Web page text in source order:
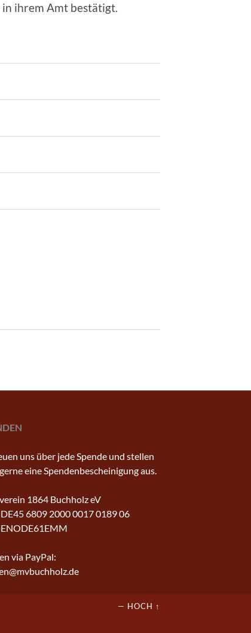
ihrem Amt bestätigt.
uns über jede Spende und stellen
eine Spendenbescheinigung aus.
1864 Buchholz eV
6809 2000 0017 0189 06
via PayPal:
— HOCH ↑